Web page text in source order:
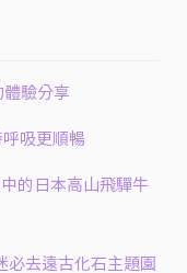
體驗分享
吸更順暢
的日本高山飛驒牛
必去遠古化石主題園